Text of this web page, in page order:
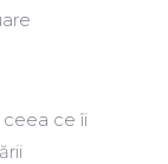
ceea ce îi